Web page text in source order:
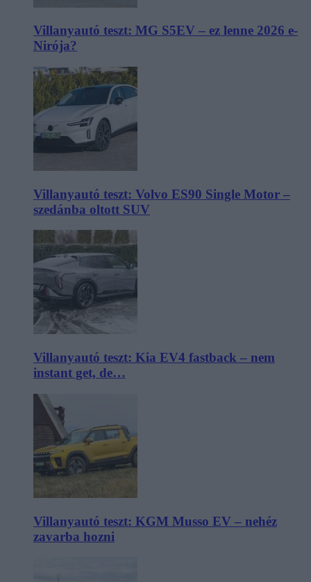
Villanyautó teszt: MG S5EV – ez lenne 2026 e-
Nirója?
Villanyautó teszt: Volvo ES90 Single Motor –
szedánba oltott SUV
Villanyautó teszt: Kia EV4 fastback – nem
instant get, de…
Villanyautó teszt: KGM Musso EV – nehéz
zavarba hozni